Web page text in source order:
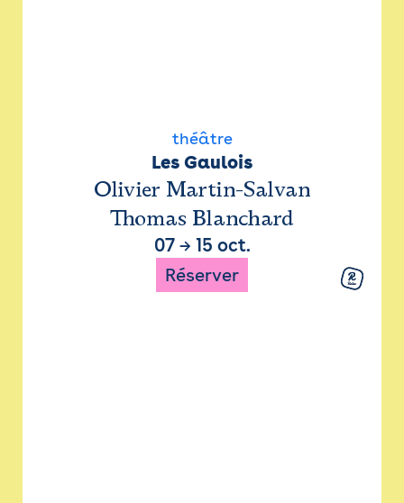
théâtre
Les Gaulois
Olivier Martin-Salvan
Thomas Blanchard
07→ 15 oct.
Réserver